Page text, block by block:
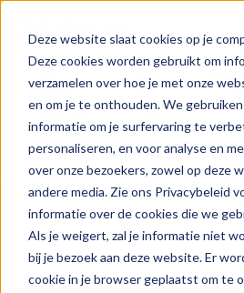
Deze website slaat cookies op je
Deze cookies worden gebruikt om
verzamelen over hoe je met onze
en om je te onthouden. We
informatie om je surfervaring te
personaliseren, en voor analyse en
over onze bezoekers, zowel op deze
andere media. Zie ons Privacybeleid
informatie over de cookies die we
Als je weigert, zal je informatie niet
bij je bezoek aan deze website. Er
cookie in je browser geplaatst om te
Home
Voor wie
Diensten
Agenda
Over ons
Schade melden
Afspraak maken
René van de
Project &
René van de Weerd
Organisatie- &
In deze rol begeleidt